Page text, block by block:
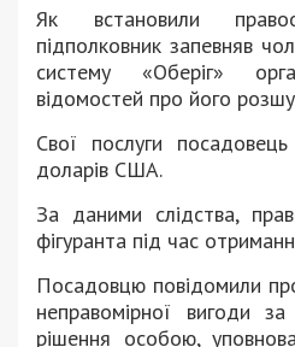
Як встановили
підполковник запевняв
систему «Оберіг»
відомостей про його
Свої послуги
доларів США.
За даними слідства,
фігуранта під час
Посадовцю повідомили
неправомірної вигоди
рішення особою,